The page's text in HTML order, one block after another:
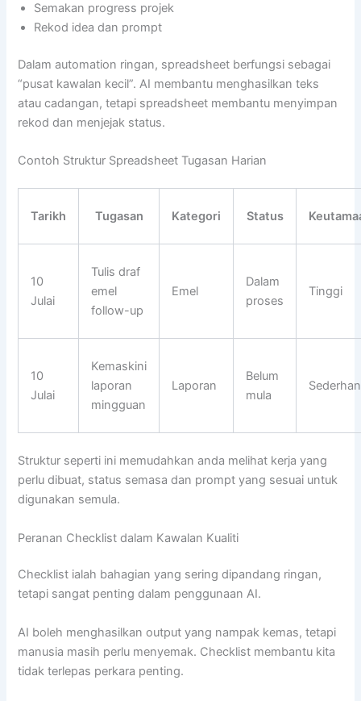
Semakan progress projek
Rekod idea dan prompt
Dalam automation ringan, spreadsheet berfungsi sebagai
“pusat kawalan kecil”. AI membantu menghasilkan teks
atau cadangan, tetapi spreadsheet membantu menyimpan
rekod dan menjejak status.
Contoh Struktur Spreadsheet Tugasan Harian
Tarikh Tugasan Kategori Status
10
Julai
Tulis draf
emel
follow-up
Emel
Dalam
proses
Tinggi
10
Julai
Kemaskini
laporan
mingguan
Laporan
Belum
mula
Struktur seperti ini memudahkan anda melihat kerja yang
perlu dibuat, status semasa dan prompt yang sesuai untuk
digunakan semula.
Peranan Checklist dalam Kawalan Kualiti
Checklist ialah bahagian yang sering dipandang ringan,
tetapi sangat penting dalam penggunaan AI.
AI boleh menghasilkan output yang nampak kemas, tetapi
manusia masih perlu menyemak. Checklist membantu kita
tidak terlepas perkara penting.